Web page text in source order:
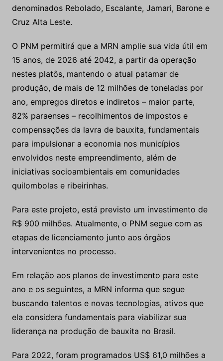
denominados Rebolado, Escalante, Jamari, Barone e
Cruz Alta Leste.
O PNM permitirá que a MRN amplie sua vida útil em
15 anos, de 2026 até 2042, a partir da operação
nestes platôs, mantendo o atual patamar de
produção, de mais de 12 milhões de toneladas por
ano, empregos diretos e indiretos – maior parte,
82% paraenses – recolhimentos de impostos e
compensações da lavra de bauxita, fundamentais
para impulsionar a economia nos municípios
envolvidos neste empreendimento, além de
iniciativas socioambientais em comunidades
quilombolas e ribeirinhas.
Para este projeto, está previsto um investimento de
R$ 900 milhões. Atualmente, o PNM segue com as
etapas de licenciamento junto aos órgãos
intervenientes no processo.
Em relação aos planos de investimento para este
ano e os seguintes, a MRN informa que segue
buscando talentos e novas tecnologias, ativos que
ela considera fundamentais para viabilizar sua
liderança na produção de bauxita no Brasil.
Para 2022, foram programados US$ 61,0 milhões a